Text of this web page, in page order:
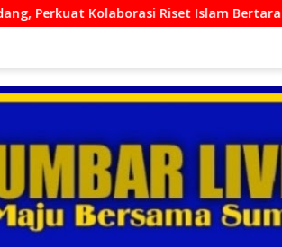
Islam Bertaraf Internasional